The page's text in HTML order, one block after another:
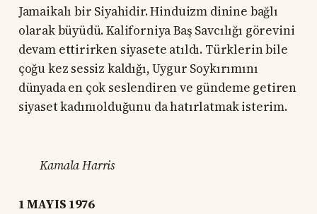
Jamaikalı bir Siyahidir. Hinduizm dinine bağlı
olarak büyüdü. Kaliforniya Baş Savcılığı görevini
devam ettirirken siyasete atıldı. Türklerin bile
çoğu kez sessiz kaldığı, Uygur Soykırımını
dünyada en çok seslendiren ve gündeme getiren
siyaset kadınıolduğunu da hatırlatmak isterim.
Kamala Harris
1 MAYIS 1976